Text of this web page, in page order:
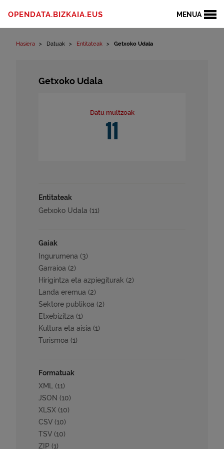
MENUA
OPENDATA.BIZKAIA.EUS
Hasiera Datuak Entitateak Getxoko Udala
Getxoko Udala
Datu multzoak
11
Entitateak
Getxoko Udala (11)
Gaiak
Ingurumena (3)
Garraioa (2)
Hirigintza eta azpiegiturak (2)
Landa eremua (2)
Sektore publikoa (2)
Etxebizitza (1)
Kultura eta aisia (1)
Turismoa (1)
Formatuak
XML (11)
JSON (10)
XLSX (10)
CSV (10)
TSV (10)
ZIP (1)